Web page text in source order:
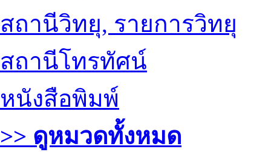
สถานีวิทยุ, รายการวิทยุ
สถานีโทรทัศน์
หนังสือพิมพ์
>> ดูหมวดทั้งหมด